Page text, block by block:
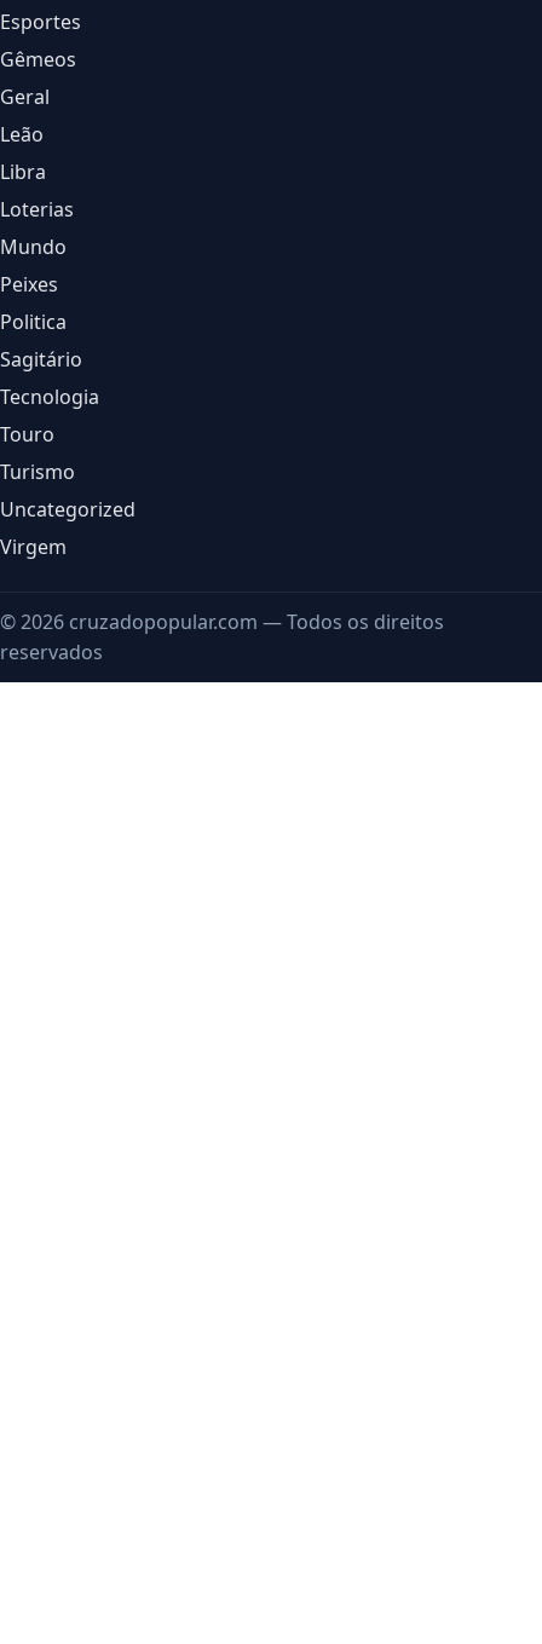
Esportes
Gêmeos
Geral
Leão
Libra
Loterias
Mundo
Peixes
Politica
Sagitário
Tecnologia
Touro
Turismo
Uncategorized
Virgem
© 2026 cruzadopopular.com — Todos os direitos
reservados